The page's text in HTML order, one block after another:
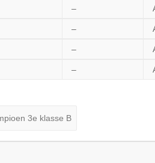
–
–
–
–
3e klasse B